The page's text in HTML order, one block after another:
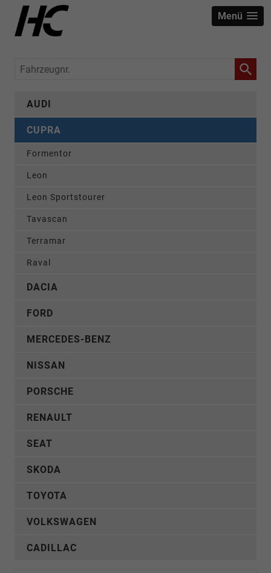
Menü
Fahrzeugnr.
AUDI
CUPRA
Formentor
Leon
Leon Sportstourer
Tavascan
Terramar
Raval
DACIA
FORD
MERCEDES-BENZ
NISSAN
PORSCHE
RENAULT
SEAT
SKODA
TOYOTA
VOLKSWAGEN
CADILLAC